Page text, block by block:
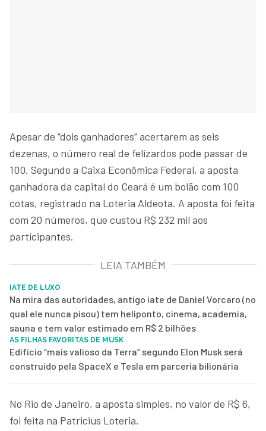
Apesar de “dois ganhadores” acertarem as seis
dezenas, o número real de felizardos pode passar de
100. Segundo a Caixa Econômica Federal, a aposta
ganhadora da capital do Ceará é um bolão com 100
cotas, registrado na Loteria Aldeota. A aposta foi feita
com 20 números, que custou R$ 232 mil aos
participantes.
LEIA TAMBÉM
IATE DE LUXO
Na mira das autoridades, antigo iate de Daniel Vorcaro (no
qual ele nunca pisou) tem heliponto, cinema, academia,
sauna e tem valor estimado em R$ 2 bilhões
AS FILHAS FAVORITAS DE MUSK
Edifício “mais valioso da Terra” segundo Elon Musk será
construído pela SpaceX e Tesla em parceria bilionária
No Rio de Janeiro, a aposta simples, no valor de R$ 6,
foi feita na Patricius Loteria.